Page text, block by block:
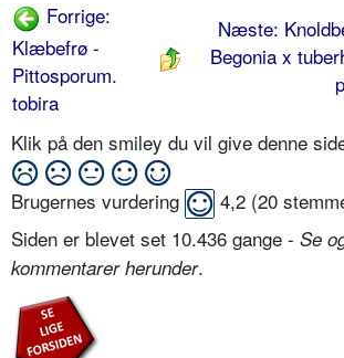
Forrige:
Klæbefrø -
Pittosporum.
tobira
Næste:
Begonia x
Klik på den smiley du vil give denne
Brugernes vurdering 4,2 (20
Siden er blevet set 10.436 gange - Se
kommentarer herunder.